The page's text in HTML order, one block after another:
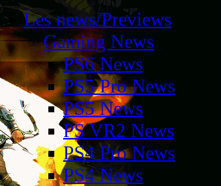
Les news/Previews
Gaming News
PS6 News
PS5 Pro News
PS5 News
PS VR2 News
PS4 Pro News
PS4 News